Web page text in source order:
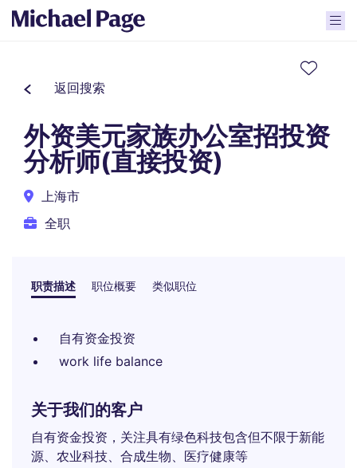
返回搜索
外资美元家族办公室招投资
分析师(直接投资)
上海市
全职
职责描述 职位概要 类似职位
自有资金投资
work life balance
关于我们的客户
自有资金投资，关注具有绿色科技包含但不限于新能
源、农业科技、合成生物、医疗健康等